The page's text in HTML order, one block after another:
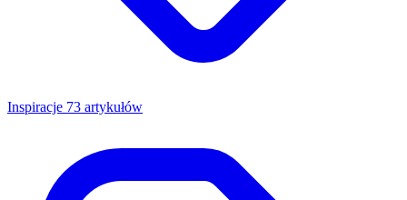
Inspiracje 73 artykułów